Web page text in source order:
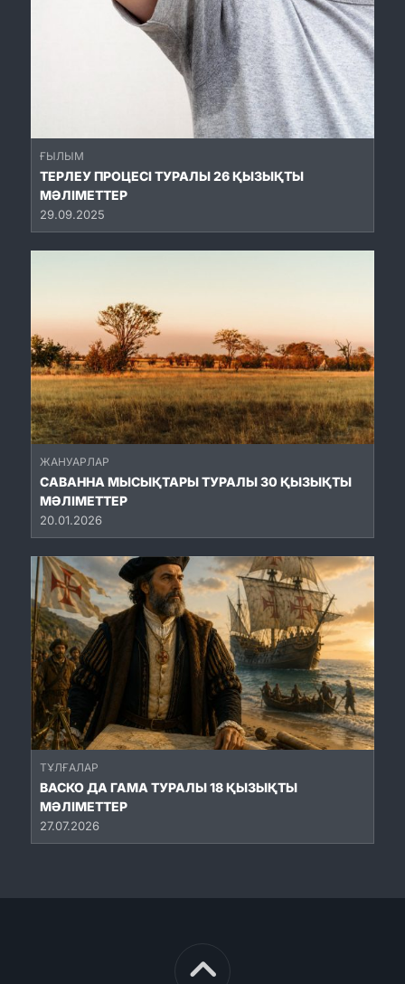
ҒЫЛЫМ
ТЕРЛЕУ ПРОЦЕСІ ТУРАЛЫ 26 ҚЫЗЫҚТЫ
МӘЛІМЕТТЕР
29.09.2025
ЖАНУАРЛАР
САВАННА МЫСЫҚТАРЫ ТУРАЛЫ 30 ҚЫЗЫҚТЫ
МӘЛІМЕТТЕР
20.01.2026
ТҰЛҒАЛАР
ВАСКО ДА ГАМА ТУРАЛЫ 18 ҚЫЗЫҚТЫ
МӘЛІМЕТТЕР
27.07.2026